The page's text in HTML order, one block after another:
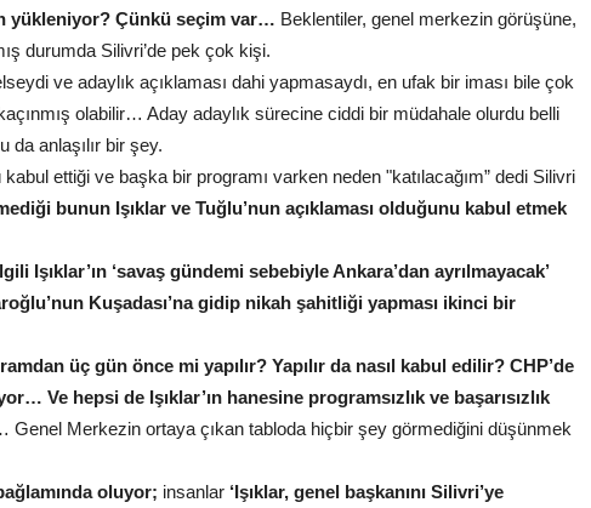
yükleniyor? Çünkü seçim var… Beklentiler, genel merkezin görüşüne,
durumda Silivri’de pek çok kişi.
ve adaylık açıklaması dahi yapmasaydı, en ufak bir iması bile çok
olabilir… Aday adaylık sürecine ciddi bir müdahale olurdu belli
anlaşılır bir şey.
kabul ettiği ve başka bir programı varken neden "katılacağım” dedi Silivri
bunun Işıklar ve Tuğlu’nun açıklaması olduğunu kabul etmek
Işıklar’ın ‘savaş gündemi sebebiyle Ankara’dan ayrılmayacak’
Kuşadası’na gidip nikah şahitliği yapması ikinci bir
üç gün önce mi yapılır? Yapılır da nasıl kabul edilir? CHP’de
Ve hepsi de Işıklar’ın hanesine programsızlık ve başarısızlık
Genel Merkezin ortaya çıkan tabloda hiçbir şey görmediğini düşünmek
oluyor; insanlar ‘Işıklar, genel başkanını Silivri’ye